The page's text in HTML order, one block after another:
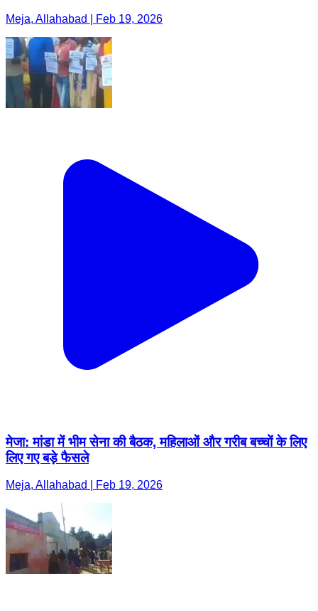
Meja, Allahabad | Feb 19, 2026
मेजा: मांडा में भीम सेना की बैठक, महिलाओं और गरीब बच्चों के लिए
लिए गए बड़े फैसले
Meja, Allahabad | Feb 19, 2026